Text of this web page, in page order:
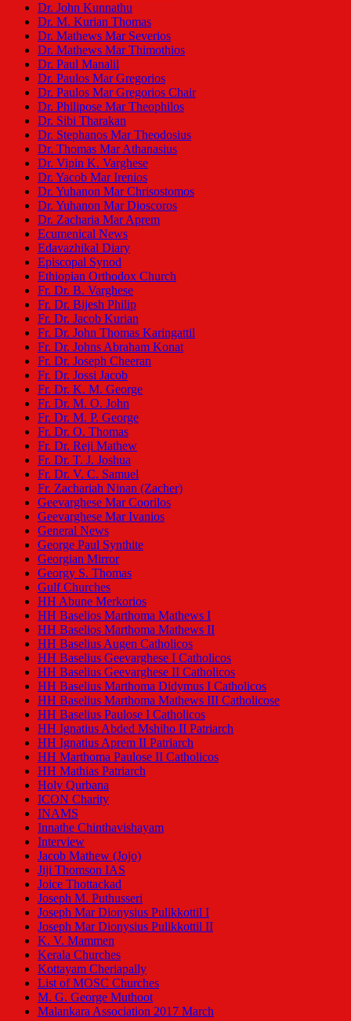
Dr. John Kunnathu
Dr. M. Kurian Thomas
Dr. Mathews Mar Severios
Dr. Mathews Mar Thimothios
Dr. Paul Manalil
Dr. Paulos Mar Gregorios
Dr. Paulos Mar Gregorios Chair
Dr. Philipose Mar Theophilos
Dr. Sibi Tharakan
Dr. Stephanos Mar Theodosius
Dr. Thomas Mar Athanasius
Dr. Vipin K. Varghese
Dr. Yacob Mar Irenios
Dr. Yuhanon Mar Chrisostomos
Dr. Yuhanon Mar Dioscoros
Dr. Zacharia Mar Aprem
Ecumenical News
Edavazhikal Diary
Episcopal Synod
Ethiopian Orthodox Church
Fr. Dr. B. Varghese
Fr. Dr. Bijesh Philip
Fr. Dr. Jacob Kurian
Fr. Dr. John Thomas Karingattil
Fr. Dr. Johns Abraham Konat
Fr. Dr. Joseph Cheeran
Fr. Dr. Jossi Jacob
Fr. Dr. K. M. George
Fr. Dr. M. O. John
Fr. Dr. M. P. George
Fr. Dr. O. Thomas
Fr. Dr. Reji Mathew
Fr. Dr. T. J. Joshua
Fr. Dr. V. C. Samuel
Fr. Zachariah Ninan (Zacher)
Geevarghese Mar Coorilos
Geevarghese Mar Ivanios
General News
George Paul Synthite
Georgian Mirror
Georgy S. Thomas
Gulf Churches
HH Abune Merkorios
HH Baselios Marthoma Mathews I
HH Baselios Marthoma Mathews II
HH Baselius Augen Catholicos
HH Baselius Geevarghese I Catholicos
HH Baselius Geevarghese II Catholicos
HH Baselius Marthoma Didymus I Catholicos
HH Baselius Marthoma Mathews III Catholicose
HH Baselius Paulose I Catholicos
HH Ignatius Abded Mshiho II Patriarch
HH Ignatius Aprem II Patriarch
HH Marthoma Paulose II Catholicos
HH Mathias Patriarch
Holy Qurbana
ICON Charity
INAMS
Innathe Chinthavishayam
Interview
Jacob Mathew (Jojo)
Jiji Thomson IAS
Joice Thottackad
Joseph M. Puthusseri
Joseph Mar Dionysius Pulikkottil I
Joseph Mar Dionysius Pulikkottil II
K. V. Mammen
Kerala Churches
Kottayam Cheriapally
List of MOSC Churches
M. G. George Muthoot
Malankara Association 2017 March